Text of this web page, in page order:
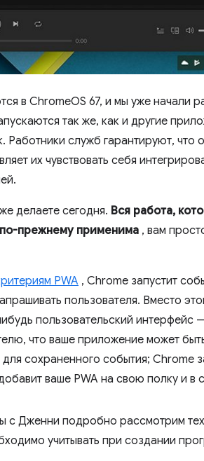
в ChromeOS 67, и мы уже начали
так же, как и другие
Работники служб гарантируют, что
их чувствовать себя
делаете сегодня. Вся работа,
прежнему применима , вам
PWA , Chrome запустит
пользователя. Вместо
пользовательский интерфейс
что ваше приложение может
сохраненного события; Chrome
ваше PWA на свою полку и в
с Дженни подробно рассмотрим
учитывать при создании